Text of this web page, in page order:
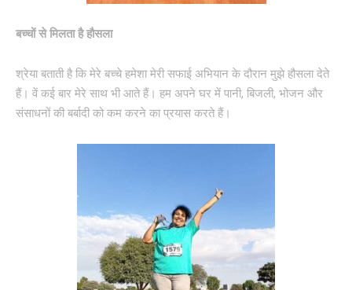
बच्चों से मिलता है हौसला
श्रेया बताती है कि मेरे बच्चे हमेशा मेरी सफाई अभियान के दौरान मुझे हौसला देते
हैं। वें कई बार मेरे साथ भी आते हैं। हम अपने घर में पानी, बिजली, भोजन और
संसाधनों की बर्बादी को कम करने का प्रयास करते हैं।